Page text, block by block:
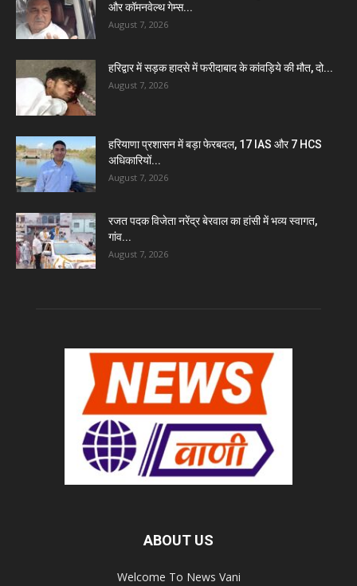
और कॉमनवेल्थ गेम्स...
August 7, 2026
हरिद्वार में सड़क हादसे में फरीदाबाद के कांवड़िये की मौत, दो...
August 7, 2026
हरियाणा प्रशासन में बड़ा फेरबदल, 17 IAS और 7 HCS
अधिकारियों...
August 7, 2026
रजत पदक विजेता नरेंद्र बेरवाल का हांसी में भव्य स्वागत,
गांव...
August 7, 2026
ABOUT US
Welcome To News Vani